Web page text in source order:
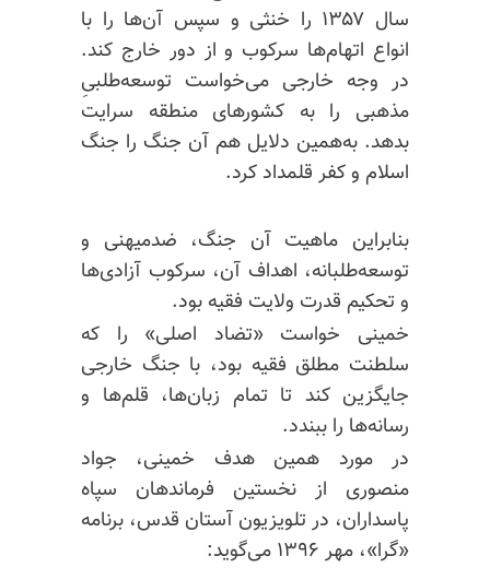
سال ۱۳۵۷ را خنثی و سپس آن‌ها را با
انواع اتهام‌ها سرکوب و از دور خارج کند.
در وجه خارجی می‌خواست توسعه‌طلبیِ
مذهبی را به کشورهای منطقه سرایت
بدهد. به‌همین دلایل هم آن جنگ را جنگ
اسلام و کفر قلمداد کرد.
بنابراین ماهیت آن جنگ، ضدمیهنی و
توسعه‌طلبانه، اهداف آن، سرکوب آزادی‌ها
و تحکیم قدرت ولایت فقیه بود.
خمینی خواست «تضاد اصلی» را که
سلطنت مطلق فقیه بود، با جنگ خارجی
جایگزین کند تا تمام زبان‌ها، قلم‌ها و
رسانه‌ها را ببندد.
در مورد همین هدف خمینی، جواد
منصوری از نخستین فرماندهان سپاه
پاسداران، در تلویزیون آستان قدس، برنامه
«گرا»، مهر ۱۳۹۶ می‌گوید: